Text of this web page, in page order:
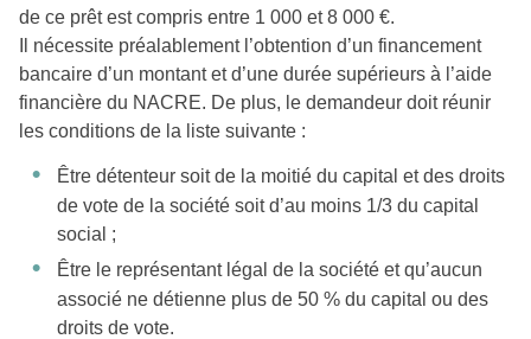
de ce prêt est compris entre 1 000 et 8 000 €.
Il nécessite préalablement l’obtention d’un financement
bancaire d’un montant et d’une durée supérieurs à l’aide
financière du NACRE. De plus, le demandeur doit réunir
les conditions de la liste suivante :
Être détenteur soit de la moitié du capital et des droits
de vote de la société soit d’au moins 1/3 du capital
social ;
Être le représentant légal de la société et qu’aucun
associé ne détienne plus de 50 % du capital ou des
droits de vote.